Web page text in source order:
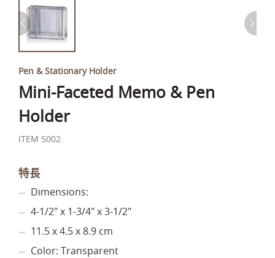
Pen & Stationary Holder
Mini-Faceted Memo & Pen
Holder
ITEM 5002
特長
Dimensions:
4-1/2" x 1-3/4" x 3-1/2"
11.5 x 4.5 x 8.9 cm
Color: Transparent